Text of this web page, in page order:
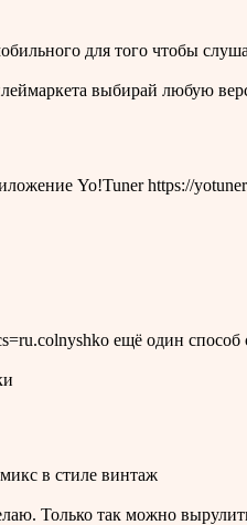
для того чтобы
выбирай любую
Yo!Tuner https://
ещё один
в стиле винтаж
Только так можно